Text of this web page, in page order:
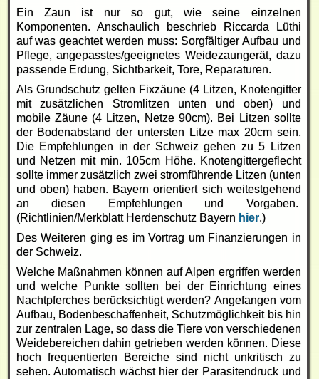
Ein Zaun ist nur so gut, wie seine einzelnen
Komponenten. Anschaulich beschrieb Riccarda Lüthi
auf was geachtet werden muss: Sorgfältiger Aufbau und
Pflege, angepasstes/geeignetes Weidezaungerät, dazu
passende Erdung, Sichtbarkeit, Tore, Reparaturen.
Als Grundschutz gelten Fixzäune (4 Litzen, Knotengitter
mit zusätzlichen Stromlitzen unten und oben) und
mobile Zäune (4 Litzen, Netze 90cm). Bei Litzen sollte
der Bodenabstand der untersten Litze max 20cm sein.
Die Empfehlungen in der Schweiz gehen zu 5 Litzen
und Netzen mit min. 105cm Höhe. Knotengittergeflecht
sollte immer zusätzlich zwei stromführende Litzen (unten
und oben) haben. Bayern orientiert sich weitestgehend
an diesen Empfehlungen und Vorgaben.
(Richtlinien/Merkblatt Herdenschutz Bayern hier.)
Des Weiteren ging es im Vortrag um Finanzierungen in
der Schweiz.
Welche Maßnahmen können auf Alpen ergriffen werden
und welche Punkte sollten bei der Einrichtung eines
Nachtpferches berücksichtigt werden? Angefangen vom
Aufbau, Bodenbeschaffenheit, Schutzmöglichkeit bis hin
zur zentralen Lage, so dass die Tiere von verschiedenen
Weidebereichen dahin getrieben werden können. Diese
hoch frequentierten Bereiche sind nicht unkritisch zu
sehen. Automatisch wächst hier der Parasitendruck und